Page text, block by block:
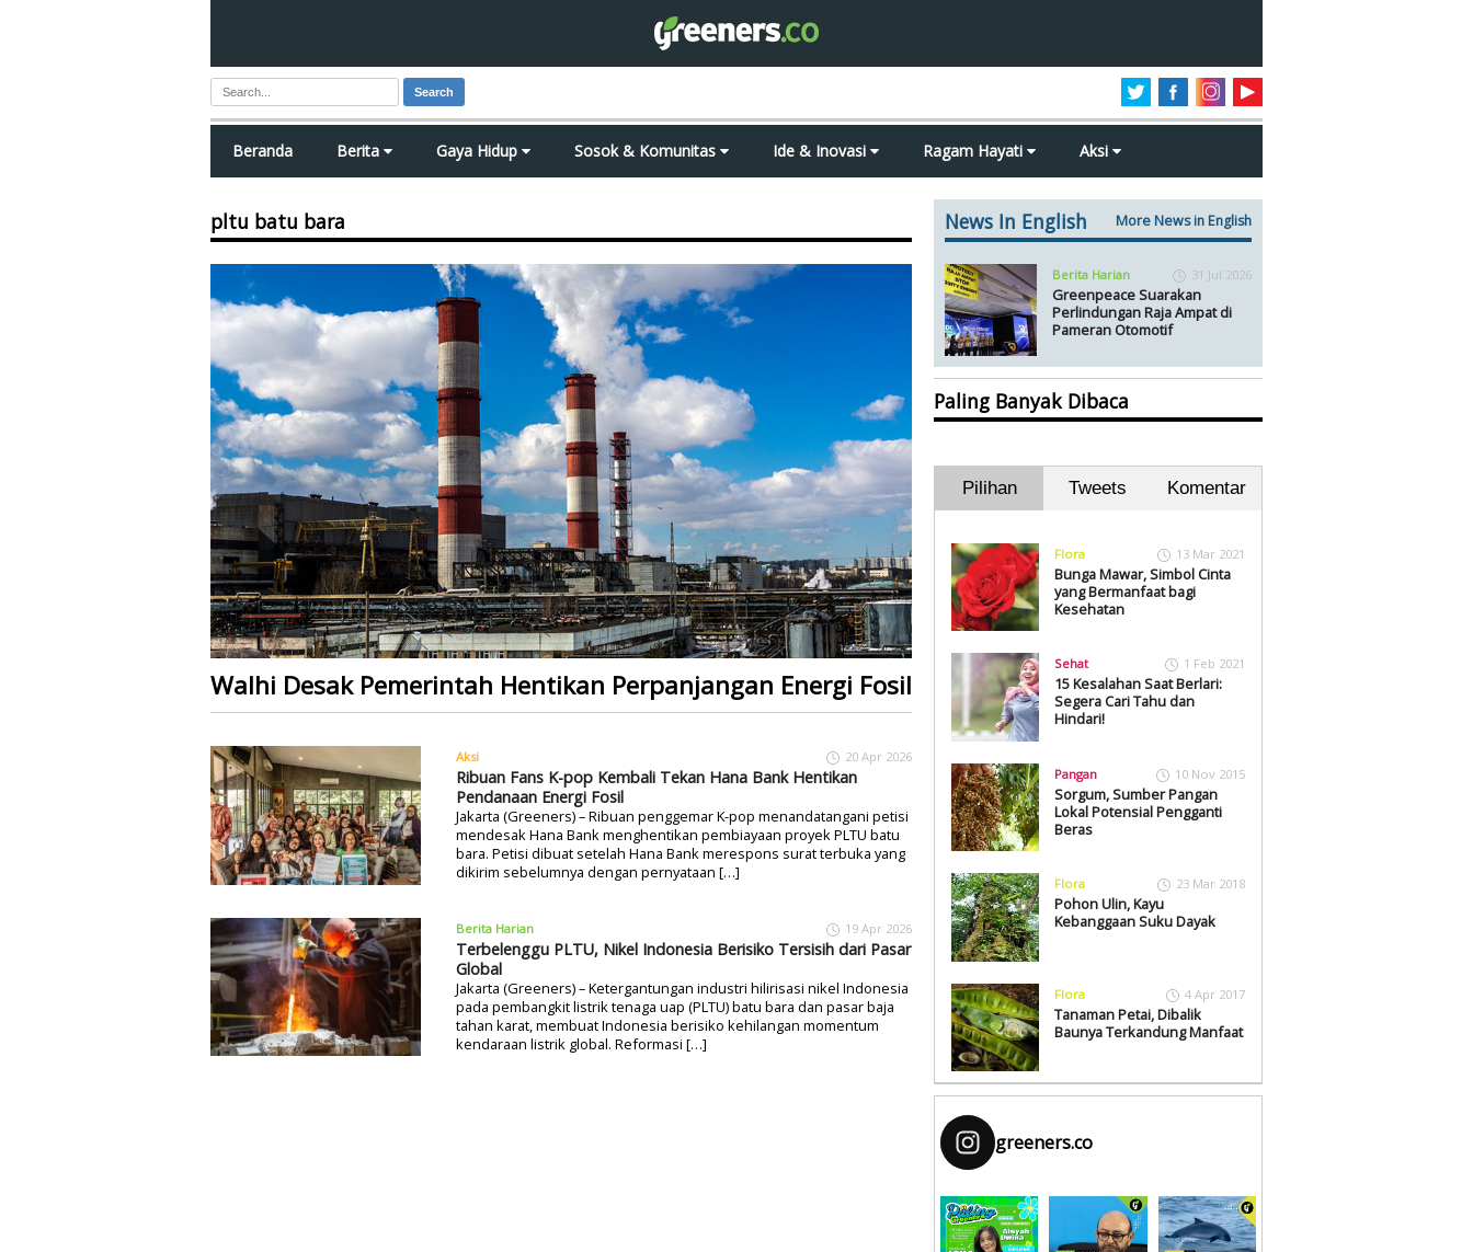
Search
Beranda Berita Gaya Hidup Sosok & Komunitas Ide & Inovasi Ragam Hayati Aksi
pltu batu bara
Walhi Desak Pemerintah Hentikan Perpanjangan Energi Fosil
Aksi 20 Apr 2026
Ribuan Fans K-pop Kembali Tekan Hana Bank Hentikan
Pendanaan Energi Fosil
Jakarta (Greeners) – Ribuan penggemar K-pop menandatangani petisi
mendesak Hana Bank menghentikan pembiayaan proyek PLTU batu
bara. Petisi dibuat setelah Hana Bank merespons surat terbuka yang
dikirim sebelumnya dengan pernyataan […]
Berita Harian 19 Apr 2026
Terbelenggu PLTU, Nikel Indonesia Berisiko Tersisih dari Pasar
Global
Jakarta (Greeners) – Ketergantungan industri hilirisasi nikel Indonesia
pada pembangkit listrik tenaga uap (PLTU) batu bara dan pasar baja
tahan karat, membuat Indonesia berisiko kehilangan momentum
kendaraan listrik global. Reformasi […]
News In English More News in English
Berita Harian 31 Jul 2026
Greenpeace Suarakan
Perlindungan Raja Ampat di
Pameran Otomotif
Paling Banyak Dibaca
Pilihan Tweets Komentar
Flora 13 Mar 2021
Bunga Mawar, Simbol Cinta
yang Bermanfaat bagi
Kesehatan
Sehat 1 Feb 2021
15 Kesalahan Saat Berlari:
Segera Cari Tahu dan
Hindari!
Pangan 10 Nov 2015
Sorgum, Sumber Pangan
Lokal Potensial Pengganti
Beras
Flora 23 Mar 2018
Pohon Ulin, Kayu
Kebanggaan Suku Dayak
Flora 4 Apr 2017
Tanaman Petai, Dibalik
Baunya Terkandung Manfaat
greeners.co